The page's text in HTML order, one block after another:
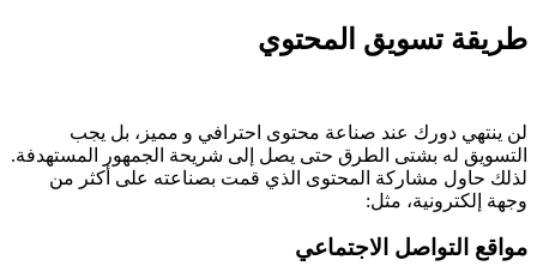
طريقة تسويق المحتوي
لن ينتهي دورك عند صناعة محتوى احترافي و مميز، بل يجب
التسويق له بشتى الطرق حتى يصل إلى شريحة الجمهور المستهدفة.
لذلك حاول مشاركة المحتوى الذي قمت بصناعته على أكثر من
وجهة إلكترونية، مثل:
مواقع التواصل الاجتماعي